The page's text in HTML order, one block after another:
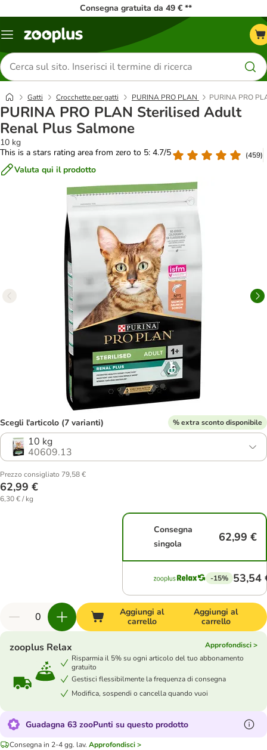
Consegna gratuita da 49 € **
Overview
Cerca
prodotti
Gatti Crocchette per gatti PURINA PRO PLAN PURINA PRO
PURINA PRO PLAN Sterilised Adult
Renal Plus Salmone
10 kg
This is a stars rating area from zero to 5: 4.7/5
(459)
Valuta qui il prodotto
Scegli l'articolo (7 varianti) % extra sconto disponibile
10 kg
40609.13
Prezzo consigliato 79,58 €
62,99 €
6,30 € / kg
Consegna
singola
62,99 €
-15% 53,54
Aggiungi al
carrello
Aggiungi al
carrello
zooplus Relax
Approfondisci >
Risparmia il 5% su ogni articolo del tuo abbonamento
gratuito
Gestisci flessibilmente la frequenza di consegna
Modifica, sospendi o cancella quando vuoi
Guadagna 63 zooPunti su questo prodotto
Consegna in 2-4 gg. lav. Approfondisci >